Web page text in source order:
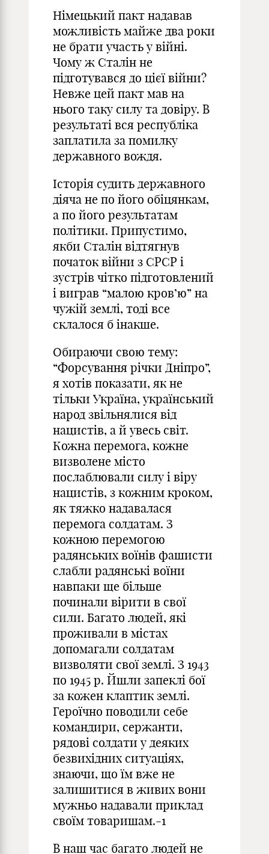
Німецький пакт надавав
можливість майже два роки
не брати участь у війні.
Чому ж Сталін не
підготувався до цієї війни?
Невже цей пакт мав на
нього таку силу та довіру. В
результаті вся республіка
заплатила за помилку
державного вождя.
Історія судить державного
діяча не по його обіцянкам,
а по його результатам
політики. Припустимо,
якби Сталін відтягнув
початок війни з СРСР і
зустрів чітко підготовлений
і виграв “малою кров’ю” на
чужій землі, тоді все
склалося б інакше.
Обираючи свою тему:
“Форсування річки Дніпро”,
я хотів показати, як не
тільки Україна, український
народ звільнялися від
нацистів, а й увесь світ.
Кожна перемога, кожне
визволене місто
послаблювали силу і віру
нацистів, з кожним кроком,
як тяжко надавалася
перемога солдатам. З
кожною перемогою
радянських воїнів фашисти
слабли радянські воїни
навпаки ще більше
починали вірити в свої
сили. Багато людей, які
проживали в містах
допомагали солдатам
визволяти свої землі. З 1943
по 1945 р. Йшли запеклі бої
за кожен клаптик землі.
Героїчно поводили себе
командири, сержанти,
рядові солдати у деяких
безвихідних ситуаціях,
знаючи, що їм вже не
залишитися в живих вони
мужньо надавали приклад
своїм товаришам.-1
В наш час багато людей не